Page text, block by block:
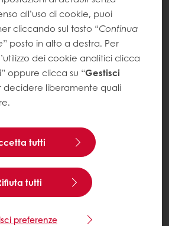
all’uso di cookie, puoi
cliccando sul tasto “Continua
” posto in alto a destra. Per
dei cookie analitici clicca
” oppure clicca su “Gestisci
decidere liberamente quali
tutti
tutti
preferenze